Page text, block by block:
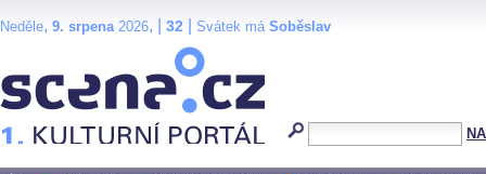
Neděle, 9. srpena2026, | 32 Svátek má Soběslav